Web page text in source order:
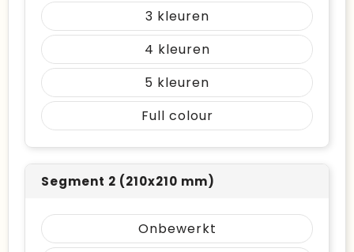
3
4
5
Full colour
Segment 2 (210x210 mm)
Onbewerkt